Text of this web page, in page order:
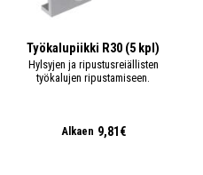
Työkalupiikki R30 (5 kpl)
Hylsyjen ja ripustusreiällisten
työkalujen ripustamiseen.
Alkaen 9,81€